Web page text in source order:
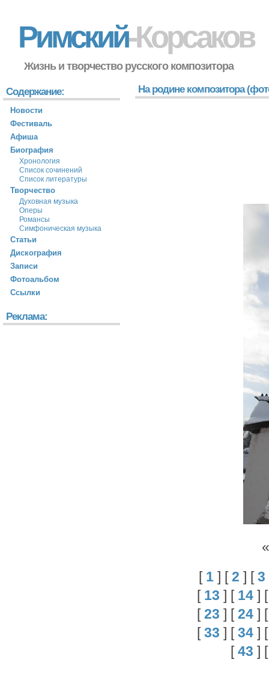
Римский-Корсаков
Жизнь и творчество русского композитора
На родине композитора
[ 1 ] [2 ] [3
[ 13 ] [ 14 ]
[23 ] [24 ]
[33 ] [34 ]
[43 ]
Содержание:
Новости
Фестиваль
Афиша
Биография
Хронология
Список сочинений
Список литературы
Творчество
Духовная музыка
Оперы
Романсы
Симфоническая музыка
Статьи
Дискография
Записи
Фотоальбом
Ссылки
Реклама: